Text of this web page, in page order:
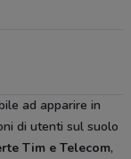
ad apparire in
di utenti sul suolo
Tim e Telecom,